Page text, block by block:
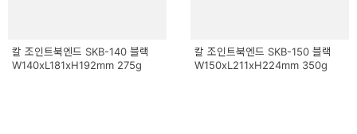
칼 조인트북엔드 SKB-140 블랙
W140xL181xH192mm 275g
칼 조인트북엔드 SKB-150 블랙
W150xL211xH224mm 350g